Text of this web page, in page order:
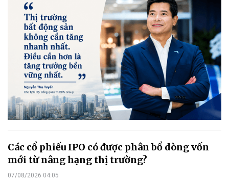
Các cổ phiếu IPO có được phân bổ dòng vốn
mới từ nâng hạng thị trường?
07/08/2026 04:05